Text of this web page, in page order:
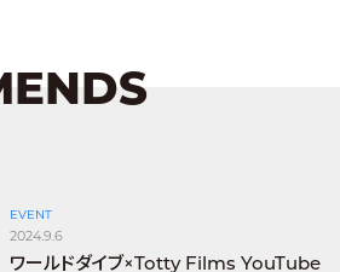
EVENT
2024.9.6
ワールドダイブ×Totty Films YouTube